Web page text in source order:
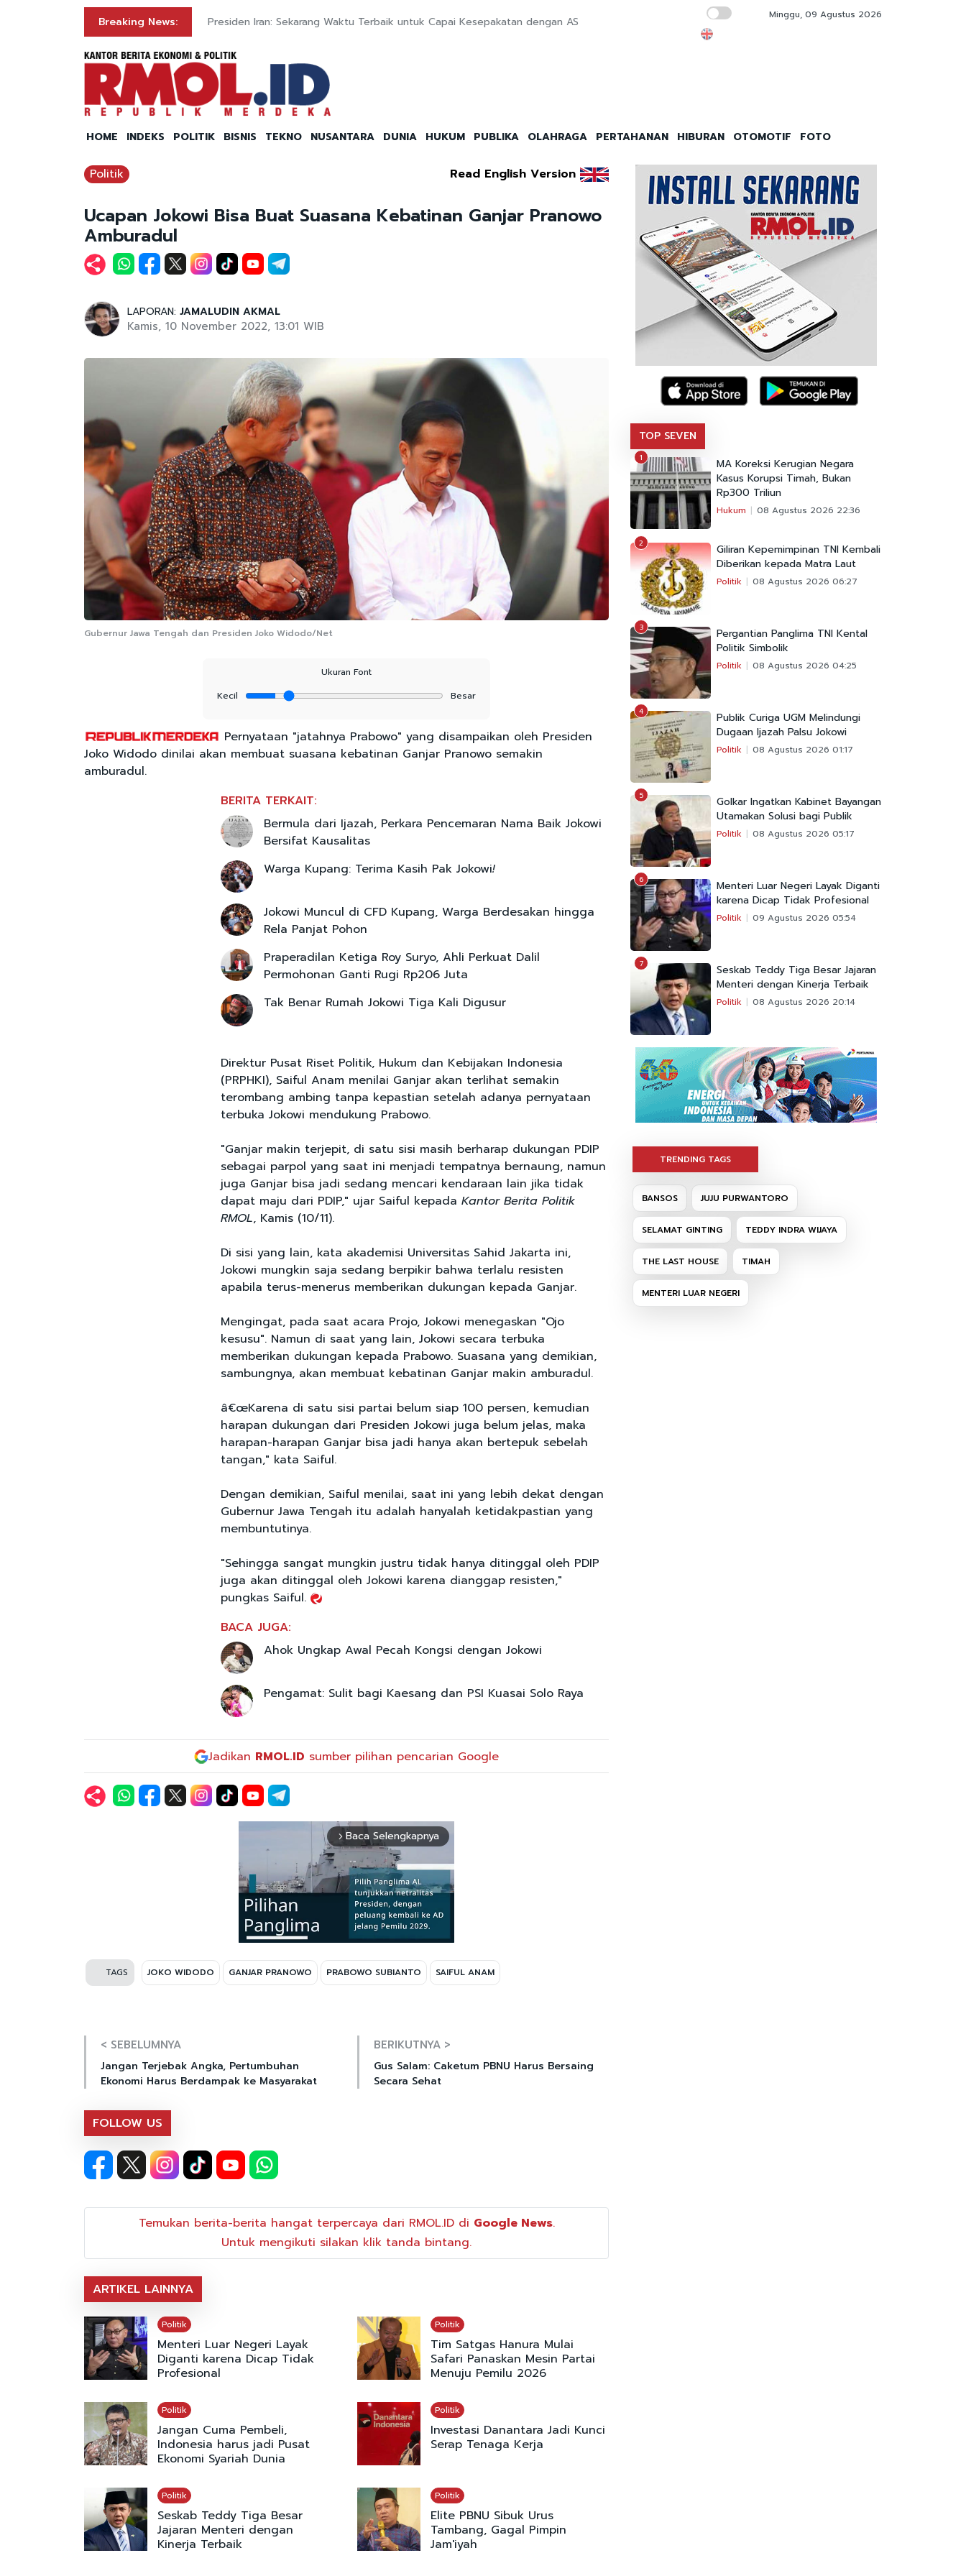
Breaking News: Presiden Iran: Sekarang Waktu Terbaik untuk Capai Kesepakatan dengan AS Kebakaran Gedung Bapenda Tak Ganggu
Minggu, 09 Agustus 2026
HOME INDEKS POLITIK BISNIS TEKNO NUSANTARA DUNIA HUKUM PUBLIKA OLAHRAGA PERTAHANAN HIBURAN OTOMOTIF FOTO
Politik Read English Version
Ucapan Jokowi Bisa Buat Suasana Kebatinan Ganjar Pranowo
Amburadul
LAPORAN: JAMALUDIN AKMAL
Kamis, 10 November 2022, 13:01 WIB
Gubernur Jawa Tengah dan Presiden Joko Widodo/Net
Ukuran Font
Kecil
Besar
Pernyataan "jatahnya Prabowo" yang disampaikan oleh Presiden
Joko Widodo dinilai akan membuat suasana kebatinan Ganjar Pranowo semakin
amburadul.
BERITA TERKAIT:
Bermula dari Ijazah, Perkara Pencemaran Nama Baik Jokowi
Bersifat Kausalitas
Warga Kupang: Terima Kasih Pak Jokowi!
Jokowi Muncul di CFD Kupang, Warga Berdesakan hingga
Rela Panjat Pohon
Praperadilan Ketiga Roy Suryo, Ahli Perkuat Dalil
Permohonan Ganti Rugi Rp206 Juta
Tak Benar Rumah Jokowi Tiga Kali Digusur
Direktur Pusat Riset Politik, Hukum dan Kebijakan Indonesia
(PRPHKI), Saiful Anam menilai Ganjar akan terlihat semakin
terombang ambing tanpa kepastian setelah adanya pernyataan
terbuka Jokowi mendukung Prabowo.
"Ganjar makin terjepit, di satu sisi masih berharap dukungan PDIP
sebagai parpol yang saat ini menjadi tempatnya bernaung, namun
juga Ganjar bisa jadi sedang mencari kendaraan lain jika tidak
dapat maju dari PDIP," ujar Saiful kepada Kantor Berita Politik
RMOL, Kamis (10/11).
Di sisi yang lain, kata akademisi Universitas Sahid Jakarta ini,
Jokowi mungkin saja sedang berpikir bahwa terlalu resisten
apabila terus-menerus memberikan dukungan kepada Ganjar.
Mengingat, pada saat acara Projo, Jokowi menegaskan "Ojo
kesusu". Namun di saat yang lain, Jokowi secara terbuka
memberikan dukungan kepada Prabowo. Suasana yang demikian,
sambungnya, akan membuat kebatinan Ganjar makin amburadul.
â€œKarena di satu sisi partai belum siap 100 persen, kemudian
harapan dukungan dari Presiden Jokowi juga belum jelas, maka
harapan-harapan Ganjar bisa jadi hanya akan bertepuk sebelah
tangan," kata Saiful.
Dengan demikian, Saiful menilai, saat ini yang lebih dekat dengan
Gubernur Jawa Tengah itu adalah hanyalah ketidakpastian yang
membuntutinya.
"Sehingga sangat mungkin justru tidak hanya ditinggal oleh PDIP
juga akan ditinggal oleh Jokowi karena dianggap resisten,"
pungkas Saiful.
BACA JUGA:
Ahok Ungkap Awal Pecah Kongsi dengan Jokowi
Pengamat: Sulit bagi Kaesang dan PSI Kuasai Solo Raya
Jadikan RMOL.ID sumber pilihan pencarian Google
arrow_forward_ios Baca Selengkapnya
TAGS JOKO WIDODO GANJAR PRANOWO PRABOWO SUBIANTO SAIFUL ANAM
< SEBELUMNYA
Jangan Terjebak Angka, Pertumbuhan
Ekonomi Harus Berdampak ke Masyarakat
BERIKUTNYA >
Gus Salam: Caketum PBNU Harus Bersaing
Secara Sehat
FOLLOW US
Temukan berita-berita hangat terpercaya dari RMOL.ID di Google News.
Untuk mengikuti silakan klik tanda bintang.
ARTIKEL LAINNYA
Politik
Menteri Luar Negeri Layak
Diganti karena Dicap Tidak
Profesional
Politik
Tim Satgas Hanura Mulai
Safari Panaskan Mesin Partai
Menuju Pemilu 2026
Politik
Jangan Cuma Pembeli,
Indonesia harus jadi Pusat
Ekonomi Syariah Dunia
Politik
Investasi Danantara Jadi Kunci
Serap Tenaga Kerja
Politik
Seskab Teddy Tiga Besar
Jajaran Menteri dengan
Kinerja Terbaik
Politik
Elite PBNU Sibuk Urus
Tambang, Gagal Pimpin
Jam'iyah
TOP SEVEN
1
MA Koreksi Kerugian Negara
Kasus Korupsi Timah, Bukan
Rp300 Triliun
Hukum 08 Agustus 2026 22:36
2
Giliran Kepemimpinan TNI Kembali
Diberikan kepada Matra Laut
Politik 08 Agustus 2026 06:27
3
Pergantian Panglima TNI Kental
Politik Simbolik
Politik 08 Agustus 2026 04:25
4
Publik Curiga UGM Melindungi
Dugaan Ijazah Palsu Jokowi
Politik 08 Agustus 2026 01:17
5
Golkar Ingatkan Kabinet Bayangan
Utamakan Solusi bagi Publik
Politik 08 Agustus 2026 05:17
6
Menteri Luar Negeri Layak Diganti
karena Dicap Tidak Profesional
Politik 09 Agustus 2026 05:54
7
Seskab Teddy Tiga Besar Jajaran
Menteri dengan Kinerja Terbaik
Politik 08 Agustus 2026 20:14
TRENDING TAGS
BANSOS JUJU PURWANTORO
SELAMAT GINTING TEDDY INDRA WIJAYA
THE LAST HOUSE TIMAH
MENTERI LUAR NEGERI